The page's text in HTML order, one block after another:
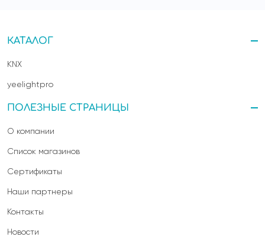
ПОЛЕЗНЫЕ СТРАНИЦЫ
О компании
Список магазинов
Сертификаты
Наши партнеры
Контакты
Новости
КАТАЛОГ
KNX
yeelightpro